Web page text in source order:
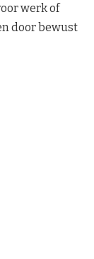
werk of
door bewust